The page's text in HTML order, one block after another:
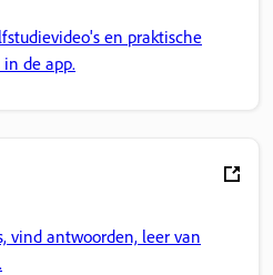
en praktische
de app.
vind antwoorden, leer van